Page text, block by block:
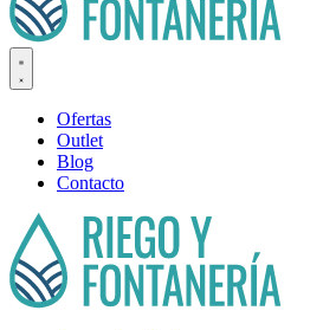
Ofertas
Outlet
Blog
Contacto